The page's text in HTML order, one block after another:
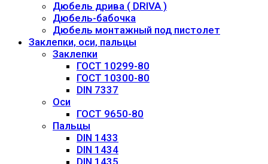
Дюбель дрива ( DRIVA )
Дюбель-бабочка
Дюбель монтажный под пистолет
Заклепки, оси, пальцы
Заклепки
ГОСТ 10299-80
ГОСТ 10300-80
DIN 7337
Оси
ГОСТ 9650-80
Пальцы
DIN 1433
DIN 1434
DIN 1435